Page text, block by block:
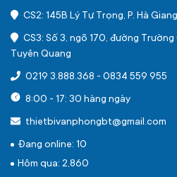
CS2: 145B Lý Tự Trọng, P. Hà
CS3: Số 3, ngõ 170, đường Trường
Tuyên Quang
0219 3.888.368 - 0834 559 955
8:00 - 17: 30 hàng ngày
thietbivanphongbt@gmail.com
Đang online: 10
Hôm qua: 2,860